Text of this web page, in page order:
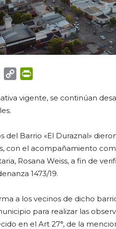
Email Copy
vigente, se continúan
del Barrio «El Duraznal»
con el acompañamiento
Rosana Weiss, a fin de
1473/19.
a los vecinos de dicho
para realizar las
en el Art 27°, de la